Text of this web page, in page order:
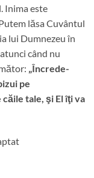
Inima este
lăsa Cuvântul
lui Dumnezeu în
când nu
„Încrede-
pe
tale, şi El îţi va